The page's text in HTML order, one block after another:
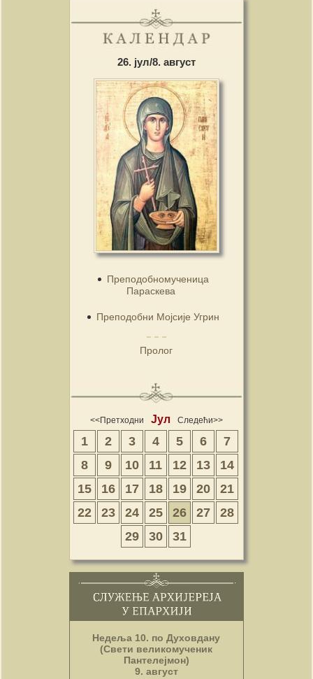
26. јул/8. август
Преподобномученица
Параскева
Преподобни Мојсије Угрин
Пролог
<<Претходни Јул Следећи>>
1 2 3 4 5 6
7
8
9 10 11 12 13
14
15
16 17 18 19 20
21
22
23 24 25 26 27
28
29
30 31
Недеља 10. по Духовдану
(Свети великомученик
Пантелејмон)
9. август